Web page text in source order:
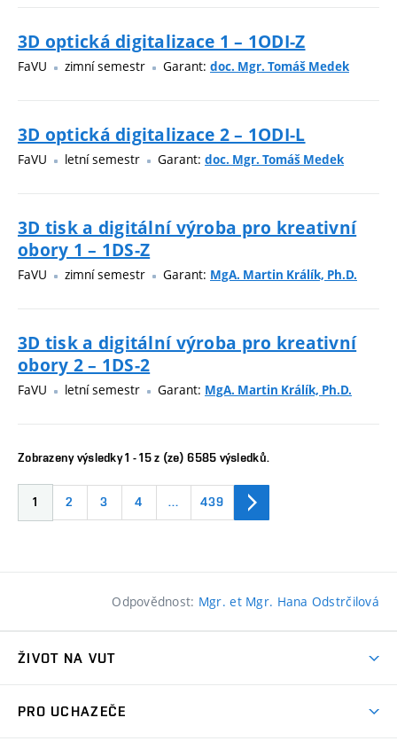
3D optická digitalizace 1 – 1ODI-Z
FaVU zimní semestr Garant: doc. Mgr. Tomáš Medek
3D optická digitalizace 2 – 1ODI-L
FaVU letní semestr Garant: doc. Mgr. Tomáš Medek
3D tisk a digitální výroba pro kreativní
obory 1 – 1DS-Z
FaVU zimní semestr Garant: MgA. Martin Králík, Ph.D.
3D tisk a digitální výroba pro kreativní
obory 2 – 1DS-2
FaVU letní semestr Garant: MgA. Martin Králík, Ph.D.
Zobrazeny výsledky 1 - 15 z (ze) 6585 výsledků.
1 2 3 4 … 439
Odpovědnost: Mgr. et Mgr. Hana Odstrčilová
ŽIVOT NA VUT
PRO UCHAZEČE